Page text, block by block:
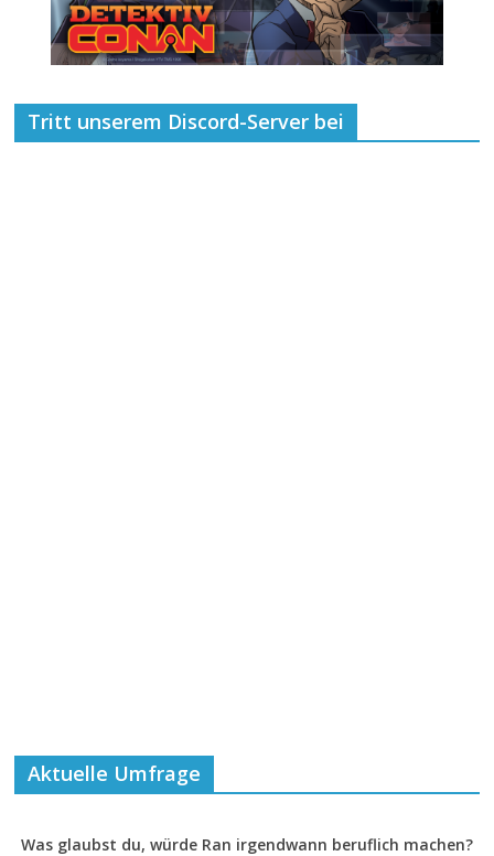
Tritt unserem Discord-Server bei
Aktuelle Umfrage
Was glaubst du, würde Ran irgendwann beruflich machen?